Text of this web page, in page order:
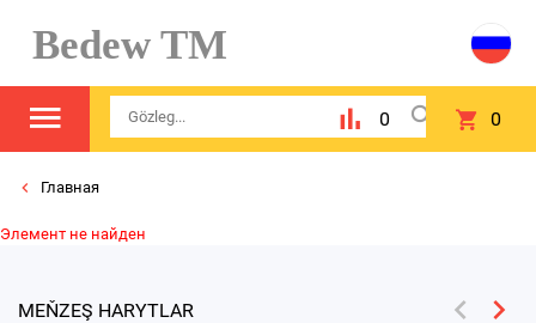
Bedew TM
0 0
Главная
Элемент не найден
MEŇZEŞ HARYTLAR